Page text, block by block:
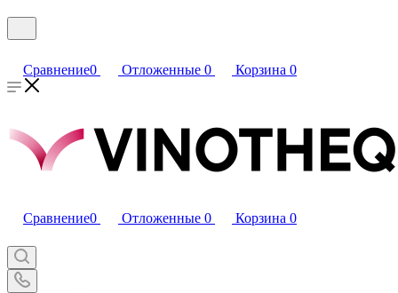
Сравнение0 Отложенные 0 Корзина 0
Сравнение0 Отложенные 0 Корзина 0